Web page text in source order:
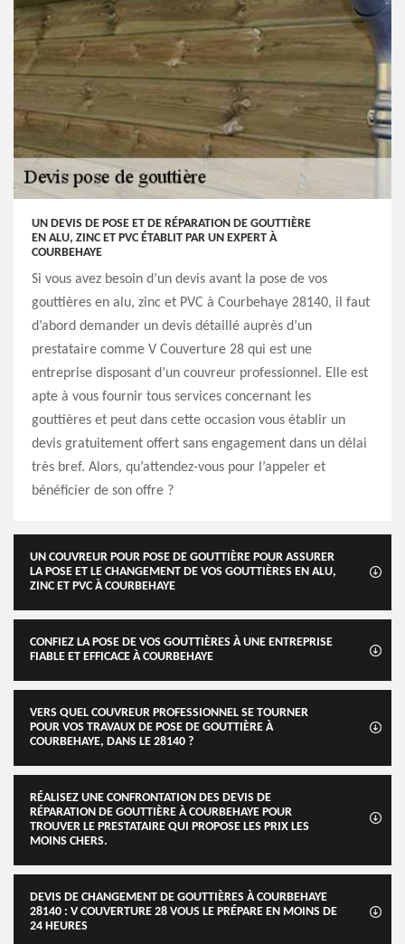
UN DEVIS DE POSE ET DE RÉPARATION DE GOUTTIÈRE
EN ALU, ZINC ET PVC ÉTABLIT PAR UN EXPERT À
COURBEHAYE
Si vous avez besoin d’un devis avant la pose de vos
gouttières en alu, zinc et PVC à Courbehaye 28140, il faut
d’abord demander un devis détaillé auprès d’un
prestataire comme V Couverture 28 qui est une
entreprise disposant d’un couvreur professionnel. Elle est
apte à vous fournir tous services concernant les
gouttières et peut dans cette occasion vous établir un
devis gratuitement offert sans engagement dans un délai
très bref. Alors, qu’attendez-vous pour l’appeler et
bénéficier de son offre ?
UN COUVREUR POUR POSE DE GOUTTIÈRE POUR ASSURER
LA POSE ET LE CHANGEMENT DE VOS GOUTTIÈRES EN ALU,
ZINC ET PVC À COURBEHAYE
CONFIEZ LA POSE DE VOS GOUTTIÈRES À UNE ENTREPRISE
FIABLE ET EFFICACE À COURBEHAYE
VERS QUEL COUVREUR PROFESSIONNEL SE TOURNER
POUR VOS TRAVAUX DE POSE DE GOUTTIÈRE À
COURBEHAYE, DANS LE 28140 ?
RÉALISEZ UNE CONFRONTATION DES DEVIS DE
RÉPARATION DE GOUTTIÈRE À COURBEHAYE POUR
TROUVER LE PRESTATAIRE QUI PROPOSE LES PRIX LES
MOINS CHERS.
DEVIS DE CHANGEMENT DE GOUTTIÈRES À COURBEHAYE
28140 : V COUVERTURE 28 VOUS LE PRÉPARE EN MOINS DE
24 HEURES